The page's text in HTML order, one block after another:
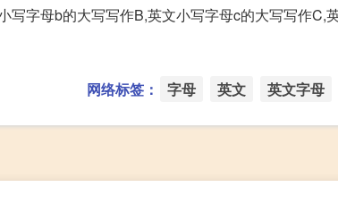
写字母b的大写写作B,英文小写字母c的大写写作C,
网络标签： 字母 英文 英文字母